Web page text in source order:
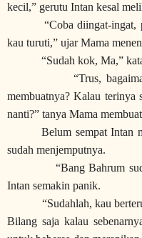
kecil,” gerutu Intan kesal
“Coba diingat-ingat,
kau turuti,” ujar Mama
“Sudah kok, Ma,”
“Trus,
membuatnya? Kalau terinya
nanti?” tanya Mama
Belum sempat Intan
sudah menjemputnya.
“Bang Bahrum
Intan semakin panik.
“Sudahlah, kau
Bilang saja kalau